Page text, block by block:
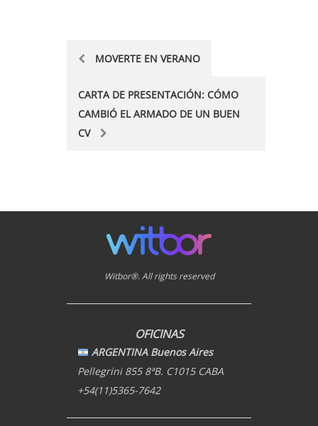
Post
navigation
MOVERTE EN VERANO
CARTA DE PRESENTACIÓN: CÓMO
CAMBIÓ EL ARMADO DE UN BUEN
CV
Witbor®. All rights reserved
OFICINAS
ARGENTINA Buenos Aires
Pellegrini 855 8ªB. C1015 CABA
+54(11)5365-7642